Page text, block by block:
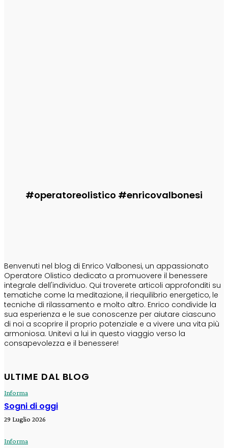
#operatoreolistico #enricovalbonesi
Benvenuti nel blog di Enrico Valbonesi, un appassionato
Operatore Olistico dedicato a promuovere il benessere
integrale dell'individuo. Qui troverete articoli approfonditi su
tematiche come la meditazione, il riequilibrio energetico, le
tecniche di rilassamento e molto altro. Enrico condivide la
sua esperienza e le sue conoscenze per aiutare ciascuno
di noi a scoprire il proprio potenziale e a vivere una vita più
armoniosa. Unitevi a lui in questo viaggio verso la
consapevolezza e il benessere!
ULTIME DAL BLOG
Informa
Sogni di oggi
29 Luglio 2026
Informa